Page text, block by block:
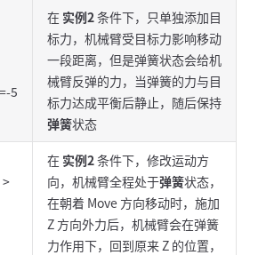
5
在 实例2条件下，只单独添加目
标力，机械臂受目标力影响移动
一段距离，但是弹簧状态会给机
械臂反弹的力，当弹簧的力与目
标力达成平衡后静止，随后保持
弹簧状态
在 实例2条件下，修改运动方
向，机械臂全程处于弹簧状态，
在朝着 Move 方向移动时，施加
Z 方向外力后，机械臂会在弹簧
力作用下，回到原来 Z 的位置，